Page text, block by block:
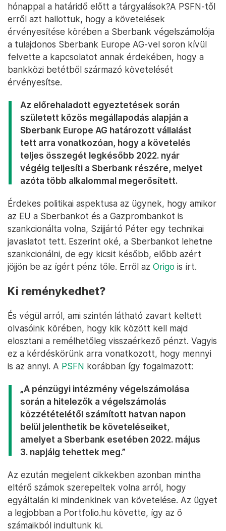
hónappal a határidő előtt a tárgyalások?A PSFN-től
erről azt hallottuk, hogy a követelések
érvényesítése körében a Sberbank végelszámolója
a tulajdonos Sberbank Europe AG-vel soron kívül
felvette a kapcsolatot annak érdekében, hogy a
bankközi betétből származó követelését
érvényesítse.
Az előrehaladott egyeztetések során
született közös megállapodás alapján a
Sberbank Europe AG határozott vállalást
tett arra vonatkozóan, hogy a követelés
teljes összegét legkésőbb 2022. nyár
végéig teljesíti a Sberbank részére, melyet
azóta több alkalommal megerősített.
Érdekes politikai aspektusa az ügynek, hogy amikor
az EU a Sberbankot és a Gazprombankot is
szankcionálta volna, Szijjártó Péter egy technikai
javaslatot tett. Eszerint oké, a Sberbankot lehetne
szankcionálni, de egy kicsit később, előbb azért
jöjjön be az ígért pénz tőle. Erről az Origo is írt.
Ki reménykedhet?
És végül arról, ami szintén látható zavart keltett
olvasóink körében, hogy kik között kell majd
elosztani a remélhetőleg visszaérkező pénzt. Vagyis
ez a kérdéskörünk arra vonatkozott, hogy mennyi
is az annyi. A PSFN korábban így fogalmazott:
„A pénzügyi intézmény végelszámolása
során a hitelezők a végelszámolás
közzétételétől számított hatvan napon
belül jelenthetik be követeléseiket,
amelyet a Sberbank esetében 2022. május
3. napjáig tehettek meg.”
Az ezután megjelent cikkekben azonban mintha
eltérő számok szerepeltek volna arról, hogy
egyáltalán ki mindenkinek van követelése. Az ügyet
a legjobban a Portfolio.hu követte, így az ő
számaikból indultunk ki.